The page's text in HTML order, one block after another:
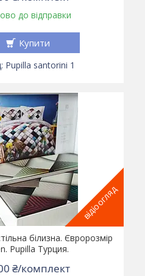
до відправки
Купити
Pupilla santorini 1
відіоогляд
білизна. Євророзмір
Pupilla Турция.
₴/комплект